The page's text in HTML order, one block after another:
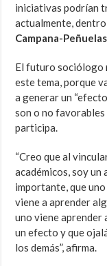
iniciativas podrían
actualmente, dentro
Campana-
El futuro sociólogo
este tema, porque
a generar un
son o no favorables
participa.
“Creo que al
académicos, soy un
importante, que
viene a aprender
uno viene aprender
un efecto y que
los demás”, afirma.